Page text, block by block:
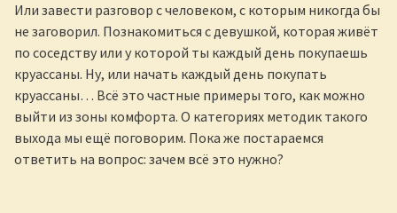
Или завести разговор с человеком, с которым никогда бы
не заговорил. Познакомиться с девушкой, которая живёт
по соседству или у которой ты каждый день покупаешь
круассаны. Ну, или начать каждый день покупать
круассаны… Всё это частные примеры того, как можно
выйти из зоны комфорта. О категориях методик такого
выхода мы ещё поговорим. Пока же постараемся
ответить на вопрос: зачем всё это нужно?